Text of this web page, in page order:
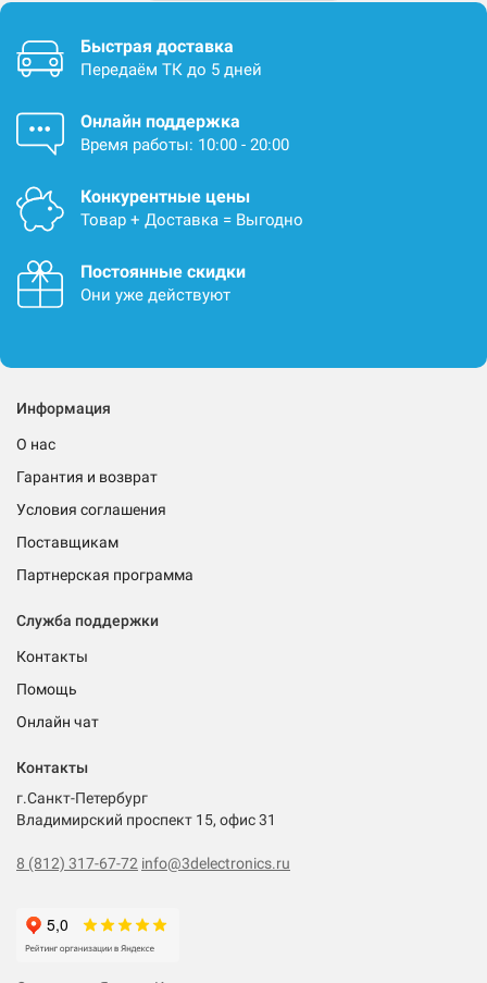
Быстрая доставка
Передаём ТК до 5 дней
Онлайн поддержка
Время работы: 10:00 - 20:00
Конкурентные цены
Товар + Доставка = Выгодно
Постоянные скидки
Они уже действуют
Информация
О нас
Гарантия и возврат
Условия соглашения
Поставщикам
Партнерская программа
Служба поддержки
Контакты
Помощь
Онлайн чат
Контакты
г.Санкт-Петербург
Владимирский проспект 15, офис 31
8 (812) 317-67-72 info@3delectronics.ru